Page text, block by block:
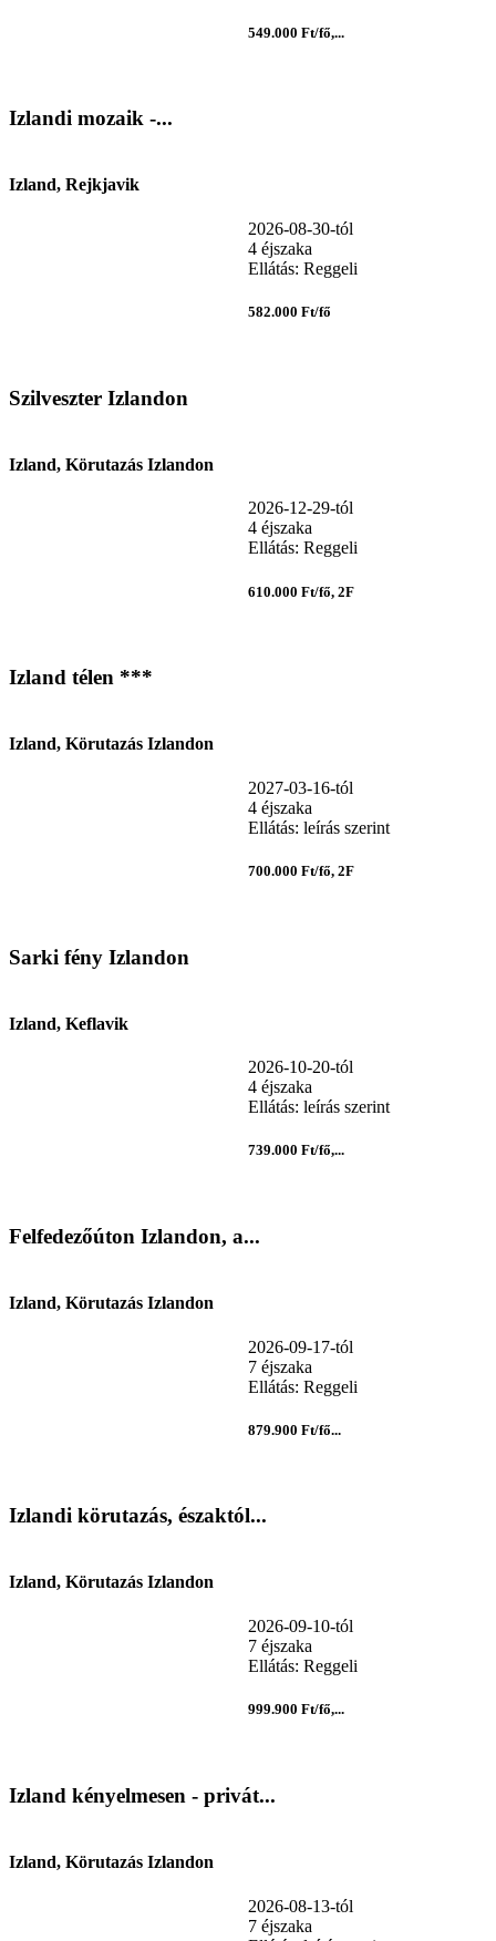
549.000 Ft/fő,...
Izlandi mozaik -...
Izland, Rejkjavik
2026-08-30-tól
4 éjszaka
Ellátás: Reggeli
582.000 Ft/fő
Szilveszter Izlandon
Izland, Körutazás Izlandon
2026-12-29-tól
4 éjszaka
Ellátás: Reggeli
610.000 Ft/fő, 2F
Izland télen ***
Izland, Körutazás Izlandon
2027-03-16-tól
4 éjszaka
Ellátás: leírás szerint
700.000 Ft/fő, 2F
Sarki fény Izlandon
Izland, Keflavik
2026-10-20-tól
4 éjszaka
Ellátás: leírás szerint
739.000 Ft/fő,...
Felfedezőúton Izlandon, a...
Izland, Körutazás Izlandon
2026-09-17-tól
7 éjszaka
Ellátás: Reggeli
879.900 Ft/fő...
Izlandi körutazás, északtól...
Izland, Körutazás Izlandon
2026-09-10-tól
7 éjszaka
Ellátás: Reggeli
999.900 Ft/fő,...
Izland kényelmesen - privát...
Izland, Körutazás Izlandon
2026-08-13-tól
7 éjszaka